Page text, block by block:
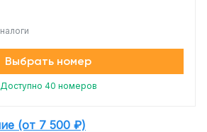
Выбрать номер
Доступно 40 номеров
(от 7 500 ₽)